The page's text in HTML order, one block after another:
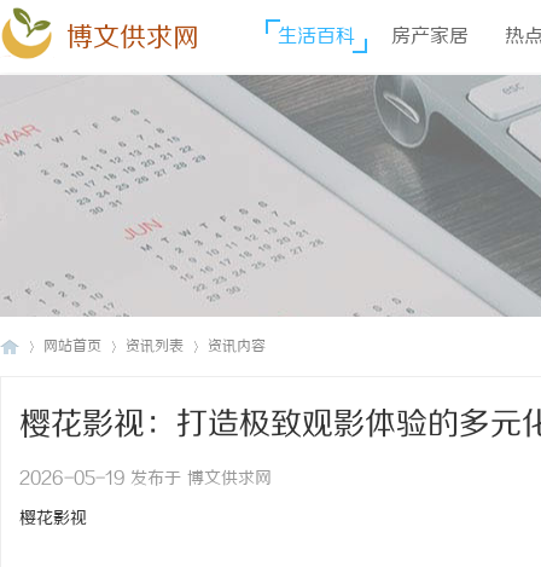
博文供求网 生活百科 房产家居 热
网站首页 资讯列表 资讯内容
樱花影视：打造极致观影体验的多元
2026-05-19 发布于 博文供求网
樱花影视